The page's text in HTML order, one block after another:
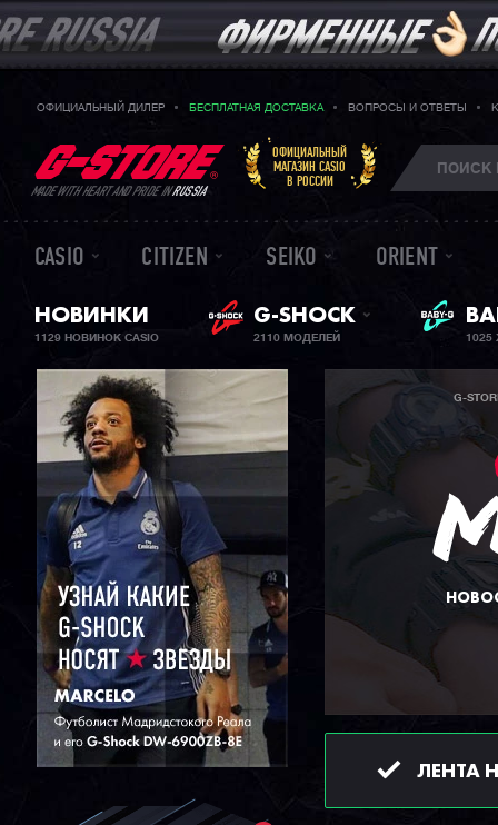
ОФИЦИАЛЬНЫЙ ДИЛЕР БЕСПЛАТНАЯ ДОСТАВКА ВОПРОСЫ И ОТВЕТЫ
MADE WITH HEART AND PRIDE INRUSSIA
ОФИЦИАЛЬНЫЙ
МАГАЗИН CASIO
В РОССИИ
CASIO CITIZEN SEIKO ORIENT
НОВИНКИ
1129 НОВИНОК CASIO
G-SHOCK
2110 МОДЕЛЕЙ
G-
ЛЕНТА